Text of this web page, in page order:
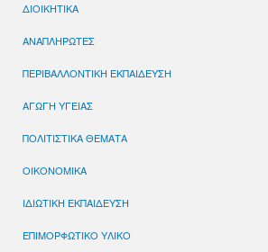
ΔΙΟΙΚΗΤΙΚΑ
ΑΝΑΠΛΗΡΩΤΕΣ
ΠΕΡΙΒΑΛΛΟΝΤΙΚΗ ΕΚΠΑΙΔΕΥΣΗ
ΑΓΩΓΗ ΥΓΕΙΑΣ
ΠΟΛΙΤΙΣΤΙΚΑ ΘΕΜΑΤΑ
ΟΙΚΟΝΟΜΙΚΑ
ΙΔΙΩΤΙΚΗ ΕΚΠΑΙΔΕΥΣΗ
ΕΠΙΜΟΡΦΩΤΙΚΟ ΥΛΙΚΟ